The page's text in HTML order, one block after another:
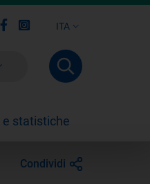
ITA
Facebook
Instagram
e statistiche
Condividi